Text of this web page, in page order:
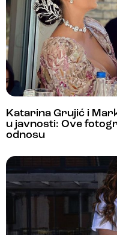
Katarina Grujić i
u javnosti: Ove
odnosu